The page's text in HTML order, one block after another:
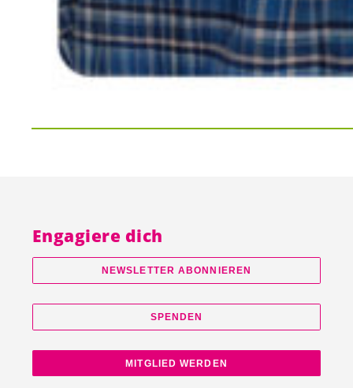
Engagiere dich
NEWSLETTER ABONNIEREN
SPENDEN
MITGLIED WERDEN